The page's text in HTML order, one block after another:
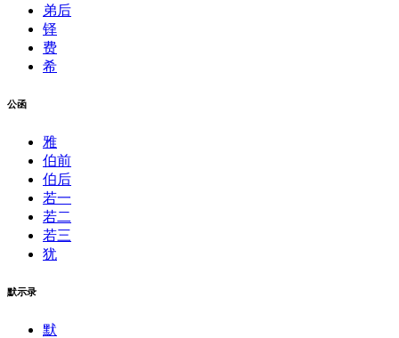
弟后
铎
费
希
公函
雅
伯前
伯后
若一
若二
若三
犹
默示录
默